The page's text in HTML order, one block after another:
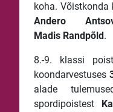
koha. Võistkonda
Andero
Madis Randpõld .
8.-9. klassi
koondarvestuses
alade
spordipoistest